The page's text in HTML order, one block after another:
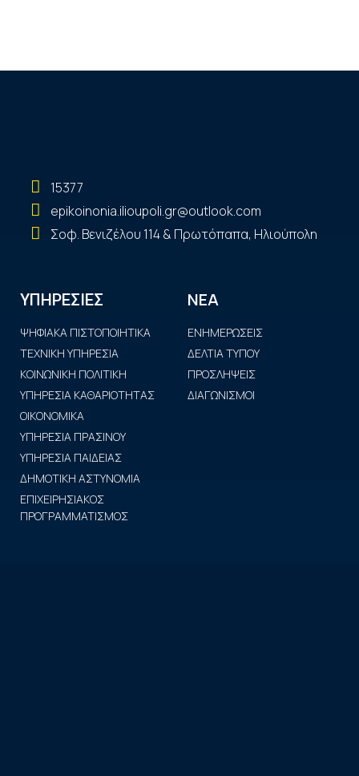
15377
epikoinonia.ilioupoli.gr@outlook.com
Σοφ. Βενιζέλου 114 & Πρωτόπαπα, Ηλιούπολη
ΥΠΗΡΕΣΙΕΣ
ΨΗΦΙΑΚΑ ΠΙΣΤΟΠΟΙΗΤΙΚΑ
ΤΕΧΝΙΚΗ ΥΠΗΡΕΣΙΑ
ΚΟΙΝΩΝΙΚΗ ΠΟΛΙΤΙΚΗ
ΥΠΗΡΕΣΙΑ ΚΑΘΑΡΙΟΤΗΤΑΣ
ΟΙΚΟΝΟΜΙΚΑ
ΥΠΗΡΕΣΙΑ ΠΡΑΣΙΝΟΥ
ΥΠΗΡΕΣΙΑ ΠΑΙΔΕΙΑΣ
ΔΗΜΟΤΙΚΗ ΑΣΤΥΝΟΜΙΑ
ΕΠΙΧΕΙΡΗΣΙΑΚΟΣ
ΠΡΟΓΡΑΜΜΑΤΙΣΜΟΣ
ΝΕΑ
ΕΝΗΜΕΡΩΣΕΙΣ
ΔΕΛΤΙΑ ΤΥΠΟΥ
ΠΡΟΣΛΗΨΕΙΣ
ΔΙΑΓΩΝΙΣΜΟΙ